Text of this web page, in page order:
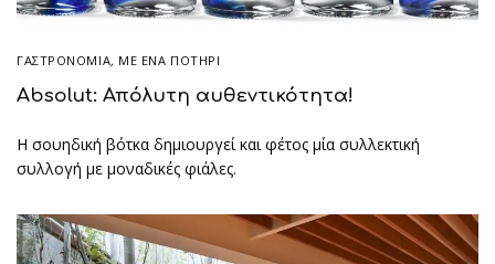
ΓΑΣΤΡΟΝΟΜΙΑ, ΜΕ ΈΝΑ ΠΟΤΉΡΙ
Absolut: Απόλυτη αυθεντικότητα!
Η σουηδική βότκα δημιουργεί και φέτος μία συλλεκτική
συλλογή με μοναδικές φιάλες.